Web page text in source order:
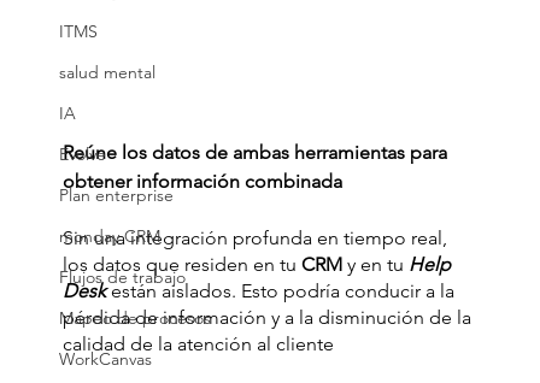
ITMS
salud mental
IA
Evolve
Plan enterprise
monday CRM
Flujos de trabajo
Mapeo de procesos
WorkCanvas
Reúne los datos de ambas herramientas para
obtener información combinada
Sin una integración profunda en tiempo real,
los datos que residen en tu CRM y en tu Help
Desk están aislados. Esto podría conducir a la
pérdida de información y a la disminución de la
calidad de la atención al cliente